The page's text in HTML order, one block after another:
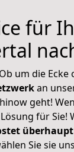
für
um die
an
geht!
für Sie!
Sie sie